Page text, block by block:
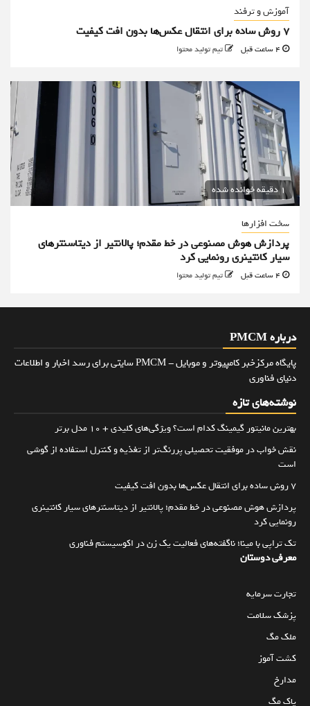
آموزش و ترفند
۷ روش ساده برای انتقال عکس‌ها بدون افت کیفیت
تیم تولید محتوا
1 دقیقه خوانده شده
سخت افزارها
پردازش هوش مصنوعی در خط مقدم؛ پالانتیر از دیتاسنترهای
سیار کانتینری رونمایی کرد
تیم تولید محتوا
درباره PMCM
پایگاه مرکزخبر کامپیوتر و موبایل - PMCM سایتی برای رسد اخبار و اطلاعات
دنیای فناوری
نوشته‌های تازه
بهترین مانیتور گیمینگ کدام است؟ ویژگی‌های کلیدی + 10 مدل برتر
نقش خواب در موفقیت تحصیلی پررنگ‌تر از تغذیه و کنترل استفاده از گوشی
است
۷ روش ساده برای انتقال عکس‌ها بدون افت کیفیت
پردازش هوش مصنوعی در خط مقدم؛ پالانتیر از دیتاسنترهای سیار کانتینری
رونمایی کرد
تک تراپی با مینا؛ ناگفته‌های فعالیت یک زن در اکوسیستم فناوری
معرفی دوستان
تجارت سرمایه
پزشک سلامت
ملک مگ
کشت آموز
مدارخ
پاک مگ